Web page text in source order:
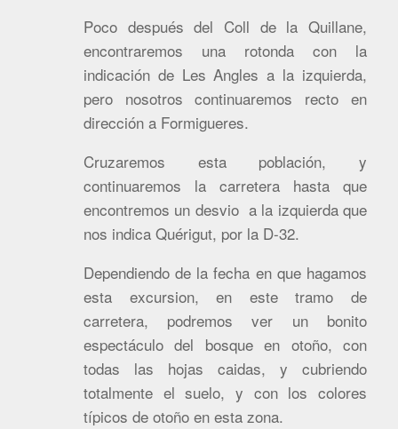
Poco después del Coll de la Quillane,
encontraremos una rotonda con la
indicación de Les Angles a la izquierda,
pero nosotros continuaremos recto en
dirección a Formigueres.
Cruzaremos esta población, y
continuaremos la carretera hasta que
encontremos un desvio a la izquierda que
nos indica Quérigut, por la D-32.
Dependiendo de la fecha en que hagamos
esta excursion, en este tramo de
carretera, podremos ver un bonito
espectáculo del bosque en otoño, con
todas las hojas caidas, y cubriendo
totalmente el suelo, y con los colores
típicos de otoño en esta zona.